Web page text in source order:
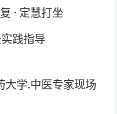
· 定慧打坐
践指导
大学.中医专家现场